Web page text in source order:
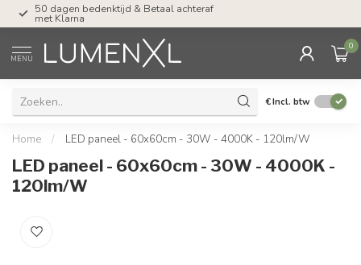
50 dagen bedenktijd & Betaal achteraf
met Klarna
MENU
0
€Incl. btw
Home / LED paneel - 60x60cm - 30W - 4000K - 120lm/W
LED paneel - 60x60cm - 30W - 4000K -
120lm/W